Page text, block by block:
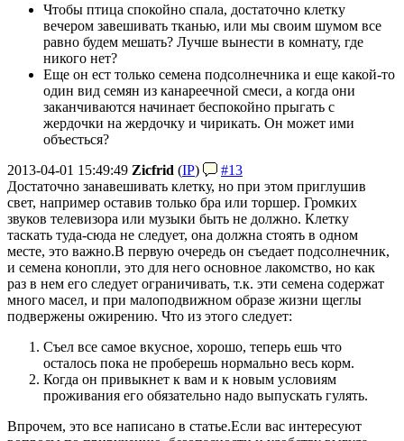
Чтобы птица спокойно спала, достаточно клетку
вечером завешивать тканью, или мы своим шумом все
равно будем мешать? Лучше вынести в комнату, где
никого нет?
Еще он ест только семена подсолнечника и еще какой-то
один вид семян из канареечной смеси, а когда они
заканчиваются начинает беспокойно прыгать с
жердочки на жердочку и чирикать. Он может ими
объесться?
2013-04-01 15:49:49 Zicfrid (IP)
#13
Достаточно занавешивать клетку, но при этом приглушив
свет, например оставив только бра или торшер. Громких
звуков телевизора или музыки быть не должно. Клетку
таскать туда-сюда не следует, она должна стоять в одном
месте, это важно.В первую очередь он съедает подсолнечник,
и семена конопли, это для него основное лакомство, но как
раз в нем его следует ограничивать, т.к. эти семена содержат
много масел, и при малоподвижном образе жизни щеглы
подвержены ожирению. Что из этого следует:
Съел все самое вкусное, хорошо, теперь ешь что
осталось пока не проберешь нормально весь корм.
Когда он привыкнет к вам и к новым условиям
проживания его обязательно надо выпускать гулять.
Впрочем, это все написано в статье.Если вас интересуют